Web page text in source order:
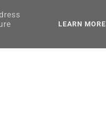
LEARN MORE